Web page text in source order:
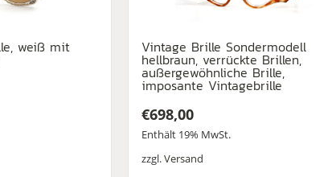
weiß mit Vintage Brille Sondermodell
hellbraun, verrückte Brillen,
außergewöhnliche Brille,
imposante Vintagebrille
€698,00
Enthält 19% MwSt.
zzgl.Versand